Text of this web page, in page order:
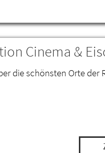
Cinema &
die schönsten Orte der